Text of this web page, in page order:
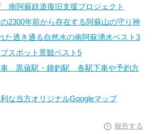
南阿蘇鉄道復旧支援プロジェクト
2300年前から存在する阿蘇山の守り神
た透き通る自然水の南阿蘇湧水ベスト3
スポット景観ベスト5
車 黒薙駅・鐘釣駅 各駅下車や予約方
な当方オリジナルGoogleマップ
報告する